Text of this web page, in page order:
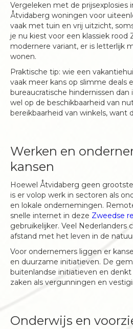
Vergeleken met de prijsexplosies
Åtvidaberg woningen voor
vaak met tuin en vrij uitzicht,
je nu kiest voor een klassiek rood
modernere variant, er is letterlijk
wonen.
Praktische tip: wie een
vaak meer kans op slimme deals
bureaucratische hindernissen
wel op de beschikbaarheid van
bereikbaarheid van winkels, want
Werken en
kansen
Hoewel Åtvidaberg geen
is er volop werk in sectoren als
en lokale ondernemingen.
snelle internet in deze Zweedse
gebruikelijker. Veel Nederlanders
afstand met het leven in de
Voor ondernemers liggen er
en duurzame initiatieven. De
buitenlandse initiatieven en
zaken als vergunningen en
Onderwijs en